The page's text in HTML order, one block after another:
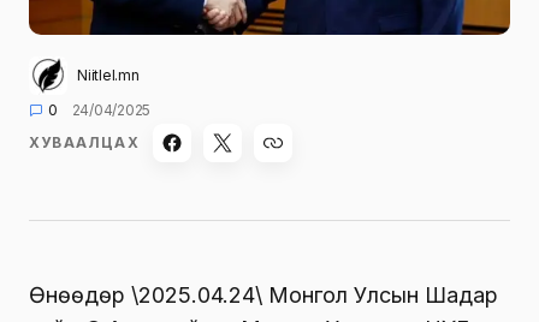
Niitlel.mn
0
24/04/2025
ХУВААЛЦАХ
Өнөөдөр \2025.04.24\ Монгол Улсын Шадар